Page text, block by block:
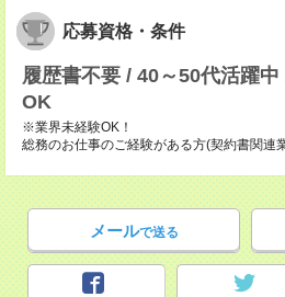
応募資格・条件
履歴書不要 / 40～50代活躍
OK
※業界未経験OK！
総務のお仕事のご経験がある方(契約書関連
メールで送る